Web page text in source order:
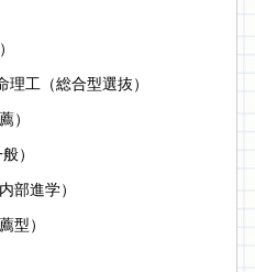
工（総合型選抜）
）
）
部進学）
型）